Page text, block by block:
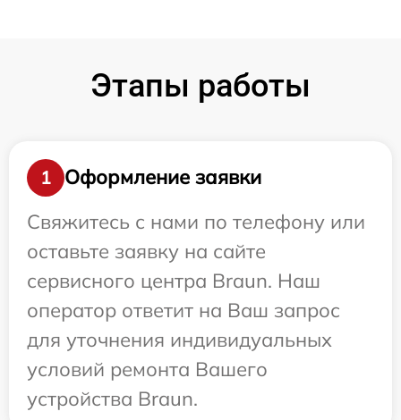
Этапы работы
1
Оформление заявки
Свяжитесь с нами по телефону или
оставьте заявку на сайте
сервисного центра Braun. Наш
оператор ответит на Ваш запрос
для уточнения индивидуальных
условий ремонта Вашего
устройства Braun.